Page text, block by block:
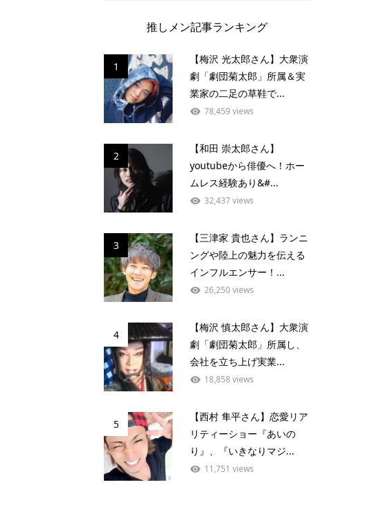
推しメン記事ランキング
1
【梅沢 光太郎さん】大衆演
劇「劇団菊太郎」所属＆実
業家の二足の草鞋で...
78,459 views
2
【和田 崇太郎さん】
youtubeから俳優へ！ホー
ムレス経験あり&#...
32,437 views
3
【三津家 貴也さん】ランニ
ングや陸上の魅力を伝える
インフルエンサー！...
26,250 views
4
【梅沢 慎太郎さん】大衆演
劇「劇団菊太郎」所属し、
会社を立ち上げ実業...
18,858 views
5
【西村 隼平さん】恋愛リア
リティーショー『あいの
り』、『いきなりマジ...
11,751 views